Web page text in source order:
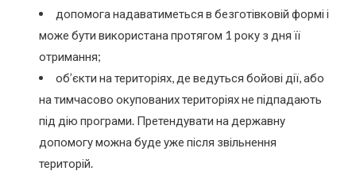
допомога надаватиметься в безготівковій формі і
може бути використана протягом 1 року з дня її
отримання;
об’єкти на територіях, де ведуться бойові дії, або
на тимчасово окупованих територіях не підпадають
під дію програми. Претендувати на державну
допомогу можна буде уже після звільнення
територій.